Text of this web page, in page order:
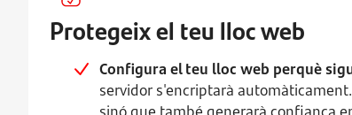
Protegeix el teu lloc web
Configura el teu lloc web perquè
servidor s'encriptarà